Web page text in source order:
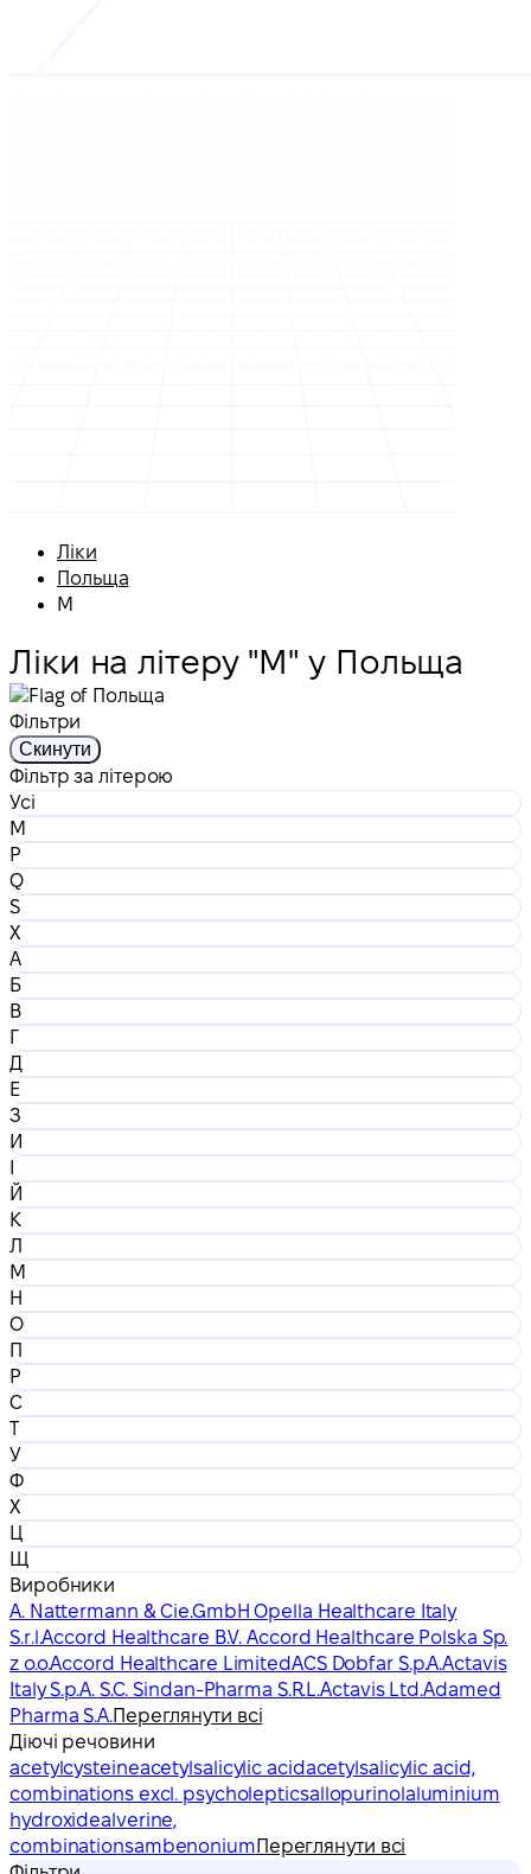
Ліки
Польща
M
Ліки на літеру "M" у Польща
Фільтри
Скинути
Фільтр за літерою
Усі
M
P
Q
S
X
А
Б
В
Г
Д
Е
З
И
І
Й
К
Л
М
Н
О
П
Р
С
Т
У
Ф
Х
Ц
Щ
Виробники
A. Nattermann & Cie.GmbH Opella Healthcare Italy
S.r.l.Accord Healthcare B.V. Accord Healthcare Polska Sp.
z o.o.Accord Healthcare LimitedACS Dobfar S.p.A.Actavis
Italy S.p.A. S.C. Sindan-Pharma S.R.L.Actavis Ltd.Adamed
Pharma S.A.Переглянути всі
Діючі речовини
acetylcysteineacetylsalicylic acidacetylsalicylic acid,
combinations excl. psycholepticsallopurinolaluminium
hydroxidealverine,
combinationsambenoniumПереглянути всі